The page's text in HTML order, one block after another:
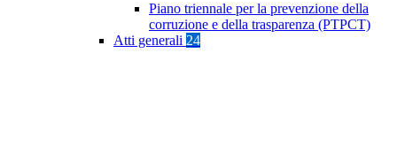
Piano triennale per la prevenzione della
corruzione e della trasparenza (PTPCT)
Atti generali 24